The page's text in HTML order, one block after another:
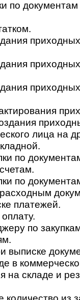
по
лица на
по
по
платежей.
по
выписке
в
на складе и